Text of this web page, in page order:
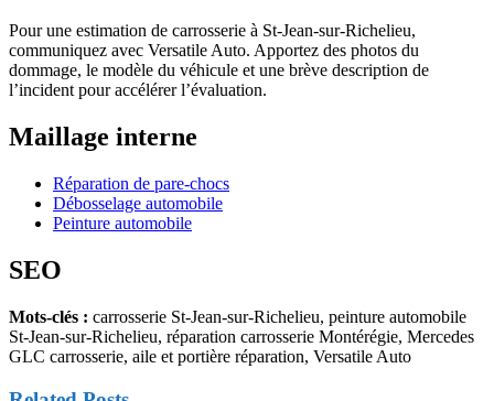
Pour une estimation de carrosserie à St-Jean-sur-Richelieu,
communiquez avec Versatile Auto. Apportez des photos du
dommage, le modèle du véhicule et une brève description de
l’incident pour accélérer l’évaluation.
Maillage interne
Réparation de pare-chocs
Débosselage automobile
Peinture automobile
SEO
Mots-clés : carrosserie St-Jean-sur-Richelieu, peinture automobile
St-Jean-sur-Richelieu, réparation carrosserie Montérégie, Mercedes
GLC carrosserie, aile et portière réparation, Versatile Auto